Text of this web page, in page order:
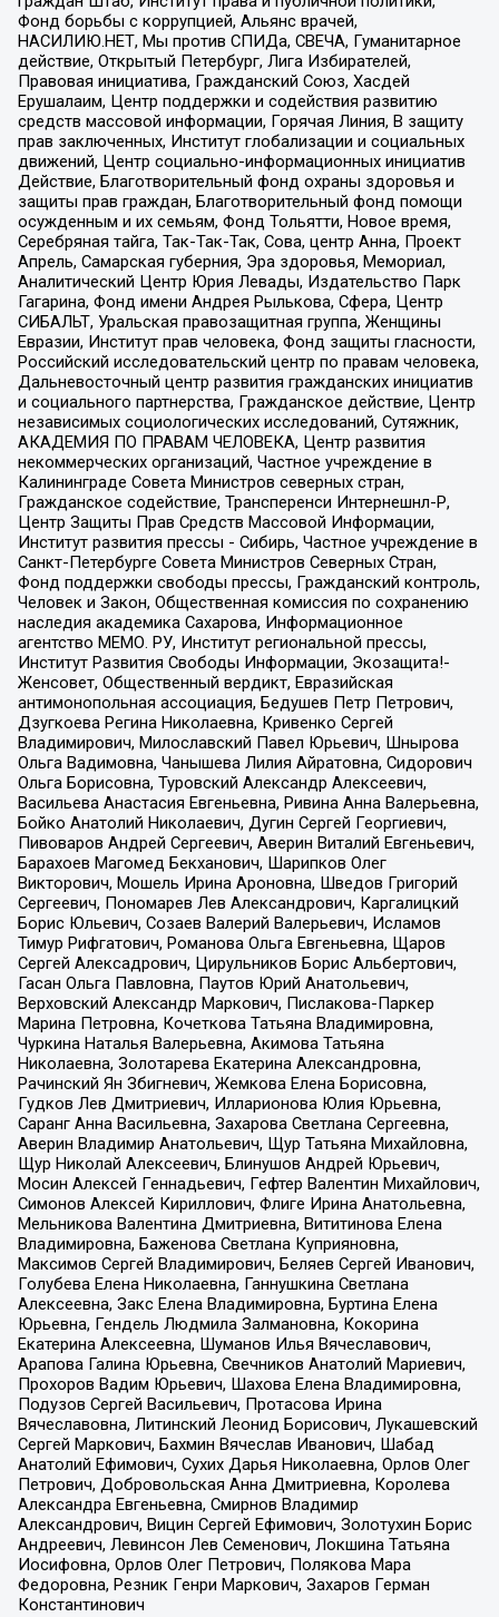
Фонд борьбы с коррупцией, Альянс врачей,
НАСИЛИЮ.НЕТ, Мы против СПИДа, СВЕЧА, Гуманитарное
действие, Открытый Петербург, Лига Избирателей,
Правовая инициатива, Гражданский Союз, Хасдей
Ерушалаим, Центр поддержки и содействия развитию
средств массовой информации, Горячая Линия, В защиту
прав заключенных, Институт глобализации и социальных
движений, Центр социально-информационных инициатив
Действие, Благотворительный фонд охраны здоровья и
защиты прав граждан, Благотворительный фонд помощи
осужденным и их семьям, Фонд Тольятти, Новое время,
Серебряная тайга, Так-Так-Так, Сова, центр Анна, Проект
Апрель, Самарская губерния, Эра здоровья, Мемориал,
Аналитический Центр Юрия Левады, Издательство Парк
Гагарина, Фонд имени Андрея Рылькова, Сфера, Центр
СИБАЛЬТ, Уральская правозащитная группа, Женщины
Евразии, Институт прав человека, Фонд защиты гласности,
Российский исследовательский центр по правам человека,
Дальневосточный центр развития гражданских инициатив
и социального партнерства, Гражданское действие, Центр
независимых социологических исследований, Сутяжник,
АКАДЕМИЯ ПО ПРАВАМ ЧЕЛОВЕКА, Центр развития
некоммерческих организаций, Частное учреждение в
Калининграде Совета Министров северных стран,
Гражданское содействие, Трансперенси Интернешнл-Р,
Центр Защиты Прав Средств Массовой Информации,
Институт развития прессы - Сибирь, Частное учреждение в
Санкт-Петербурге Совета Министров Северных Стран,
Фонд поддержки свободы прессы, Гражданский контроль,
Человек и Закон, Общественная комиссия по сохранению
наследия академика Сахарова, Информационное
агентство МЕМО. РУ, Институт региональной прессы,
Институт Развития Свободы Информации, Экозащита!-
Женсовет, Общественный вердикт, Евразийская
антимонопольная ассоциация, Бедушев Петр Петрович,
Дзугкоева Регина Николаевна, Кривенко Сергей
Владимирович, Милославский Павел Юрьевич, Шнырова
Ольга Вадимовна, Чанышева Лилия Айратовна, Сидорович
Ольга Борисовна, Туровский Александр Алексеевич,
Васильева Анастасия Евгеньевна, Ривина Анна Валерьевна,
Бойко Анатолий Николаевич, Дугин Сергей Георгиевич,
Пивоваров Андрей Сергеевич, Аверин Виталий Евгеньевич,
Барахоев Магомед Бекханович, Шарипков Олег
Викторович, Мошель Ирина Ароновна, Шведов Григорий
Сергеевич, Пономарев Лев Александрович, Каргалицкий
Борис Юльевич, Созаев Валерий Валерьевич, Исламов
Тимур Рифгатович, Романова Ольга Евгеньевна, Щаров
Сергей Алексадрович, Цирульников Борис Альбертович,
Гасан Ольга Павловна, Паутов Юрий Анатольевич,
Верховский Александр Маркович, Пислакова-Паркер
Марина Петровна, Кочеткова Татьяна Владимировна,
Чуркина Наталья Валерьевна, Акимова Татьяна
Николаевна, Золотарева Екатерина Александровна,
Рачинский Ян Збигневич, Жемкова Елена Борисовна,
Гудков Лев Дмитриевич, Илларионова Юлия Юрьевна,
Саранг Анна Васильевна, Захарова Светлана Сергеевна,
Аверин Владимир Анатольевич, Щур Татьяна Михайловна,
Щур Николай Алексеевич, Блинушов Андрей Юрьевич,
Мосин Алексей Геннадьевич, Гефтер Валентин Михайлович,
Симонов Алексей Кириллович, Флиге Ирина Анатольевна,
Мельникова Валентина Дмитриевна, Вититинова Елена
Владимировна, Баженова Светлана Куприяновна,
Максимов Сергей Владимирович, Беляев Сергей Иванович,
Голубева Елена Николаевна, Ганнушкина Светлана
Алексеевна, Закс Елена Владимировна, Буртина Елена
Юрьевна, Гендель Людмила Залмановна, Кокорина
Екатерина Алексеевна, Шуманов Илья Вячеславович,
Арапова Галина Юрьевна, Свечников Анатолий Мариевич,
Прохоров Вадим Юрьевич, Шахова Елена Владимировна,
Подузов Сергей Васильевич, Протасова Ирина
Вячеславовна, Литинский Леонид Борисович, Лукашевский
Сергей Маркович, Бахмин Вячеслав Иванович, Шабад
Анатолий Ефимович, Сухих Дарья Николаевна, Орлов Олег
Петрович, Добровольская Анна Дмитриевна, Королева
Александра Евгеньевна, Смирнов Владимир
Александрович, Вицин Сергей Ефимович, Золотухин Борис
Андреевич, Левинсон Лев Семенович, Локшина Татьяна
Иосифовна, Орлов Олег Петрович, Полякова Мара
Федоровна, Резник Генри Маркович, Захаров Герман
Константинович